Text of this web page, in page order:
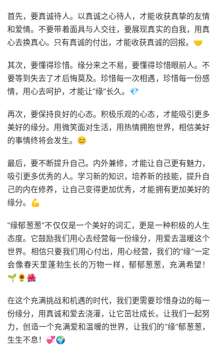
首先，要真诚待人。以真诚之心待人，才能收获真挚的友情
和爱情。不要带着面具与人交往，要展现真实的自我，用真
心去换真心。只有真诚的付出，才能收获真诚的回报。🤝
其次，要懂得珍惜。缘分来之不易，要懂得珍惜眼前人。不
要等到失去了才后悔莫及。珍惜每一次相遇，珍惜每一份感
情，用心去呵护，才能让“缘”长久。💎
再次，要保持良好的心态。积极乐观的心态，才能吸引更多
美好的缘分。用微笑面对生活，用热情拥抱世界，相信美好
的事情终将会发生。😊
最后，要不断提升自己。内外兼修，才能让自己更有魅力，
吸引更多优秀的人。学习新的知识，培养新的技能，提升自
己的内在修养，让自己变得更加优秀，才能拥有更加美好的
缘分。💪
“缘郁葱葱”不仅仅是一个美好的词汇，更是一种积极的人生
态度。它鼓励我们用心去经营每一份缘分，用爱去温暖这个
世界。相信只要我们用心付出，用心经营，我们的“缘”一定
会像春天里蓬勃生长的万物一样，郁郁葱葱，充满希望！
🌱🌻🌺
在这个充满挑战和机遇的时代，我们更需要珍惜身边的每一
份缘分，用真诚和爱去浇灌，让它茁壮成长。让我们一起努
力，创造一个充满爱和温暖的世界，让我们的“缘”郁葱葱，
生生不息！💞🌍